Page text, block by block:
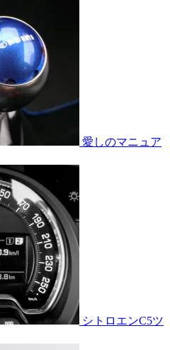
愛しのマニュア
シトロエンC5ツ